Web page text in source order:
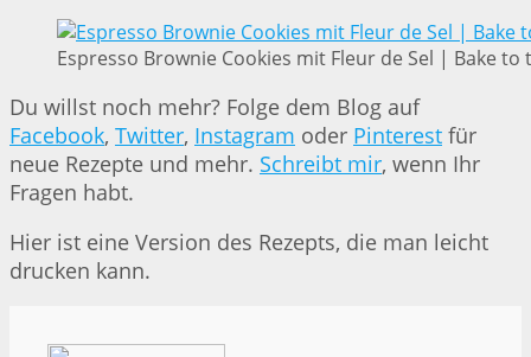
Espresso Brownie Cookies mit Fleur de Sel | Bake
Du willst noch mehr? Folge dem Blog auf
Facebook, Twitter, Instagram oder Pinterest für
neue Rezepte und mehr. Schreibt mir, wenn Ihr
Fragen habt.
Hier ist eine Version des Rezepts, die man leicht
drucken kann.